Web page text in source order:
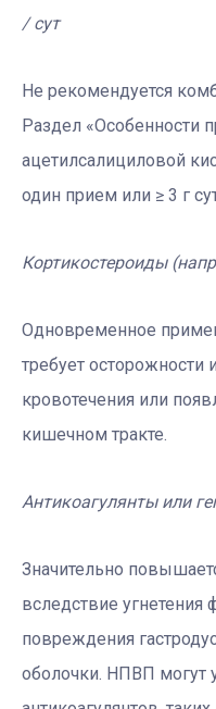
/ сут
Не рекомендуется
Раздел «Особенности
ацетилсалициловой
один прием или ≥ 3 г
Кортикостероиды
Одновременное
требует
кровотечения или
кишечном тракте.
Антикоагулянты или
Значительно
вследствие
повреждения
оболочки. НПВП могут